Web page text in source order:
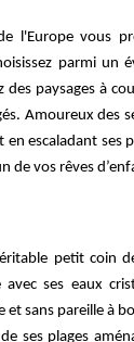
l'Europe vous
parmi un
paysages à
Amoureux des
en escaladant ses
de vos rêves
petit coin
ses eaux
sans pareille à
ses plages